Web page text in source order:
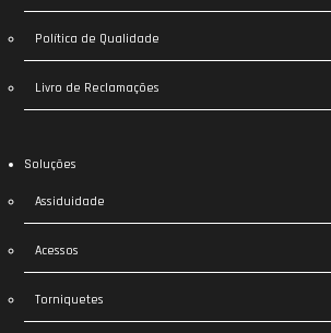
Política de Qualidade
Livro de Reclamações
Soluções
Assiduidade
Acessos
Torniquetes